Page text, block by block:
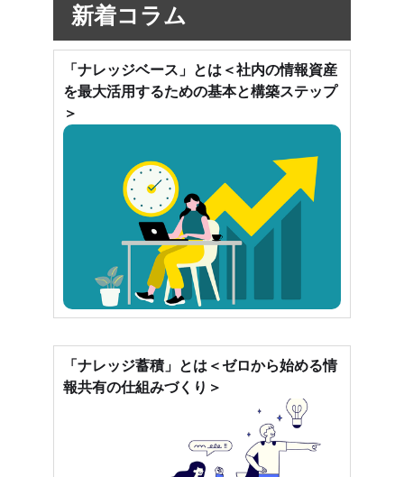
新着コラム
「ナレッジベース」とは＜社内の情報資産
を最大活用するための基本と構築ステップ
＞
「ナレッジ蓄積」とは＜ゼロから始める情
報共有の仕組みづくり＞